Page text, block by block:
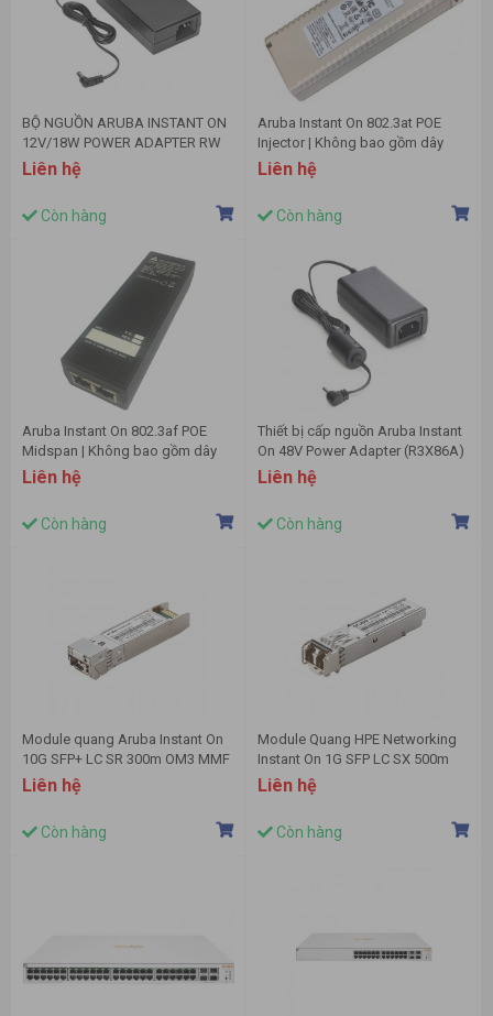
BỘ NGUỒN ARUBA INSTANT ON
12V/18W POWER ADAPTER RW
(R9M79A)
Liên hệ
Còn hàng
Aruba Instant On 802.3at POE
Injector | Không bao gồm dây
(R9M77A)
Liên hệ
Còn hàng
Aruba Instant On 802.3af POE
Midspan | Không bao gồm dây
(R8W31A)
Liên hệ
Còn hàng
Thiết bị cấp nguồn Aruba Instant
On 48V Power Adapter (R3X86A)
Liên hệ
Còn hàng
Module quang Aruba Instant On
10G SFP+ LC SR 300m OM3 MMF
(R9D18A)
Liên hệ
Còn hàng
Module Quang HPE Networking
Instant On 1G SFP LC SX 500m
OM2 MMF – R9D16A
Liên hệ
Còn hàng